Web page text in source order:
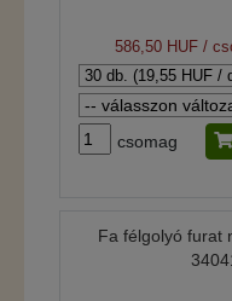
586,50 HUF/
csomag
Fa félgolyó furat